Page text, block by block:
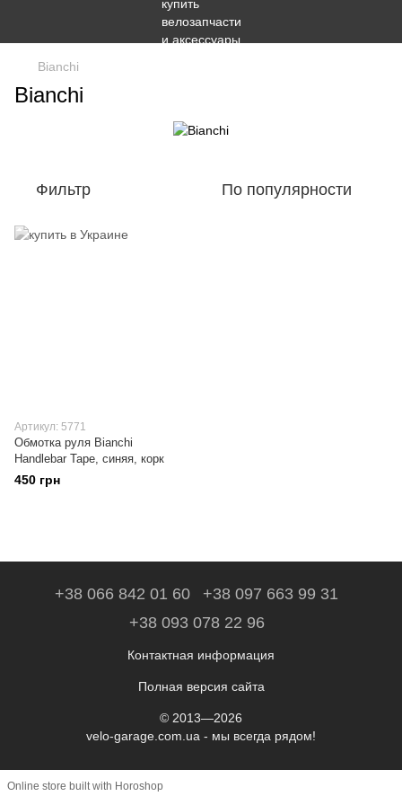
Bianchi
Bianchi
Фильтр По популярности
Артикул: 5771
Обмотка руля Bianchi
Handlebar Tape, синяя, корк
450 грн
+38 066 842 01 60
+38 097 663 99 31
+38 093 078 22 96
Контактная информация
Полная версия сайта
© 2013—2026
velo-garage.com.ua - мы всегда рядом!
Online store built with Horoshop